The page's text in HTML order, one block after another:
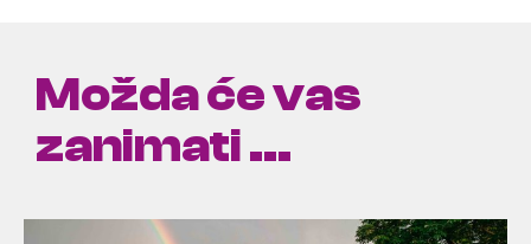
Možda će vas
zanimati ...